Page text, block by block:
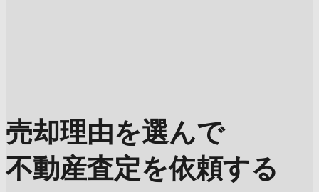
売却理由を選んで
不動産査定を依頼する